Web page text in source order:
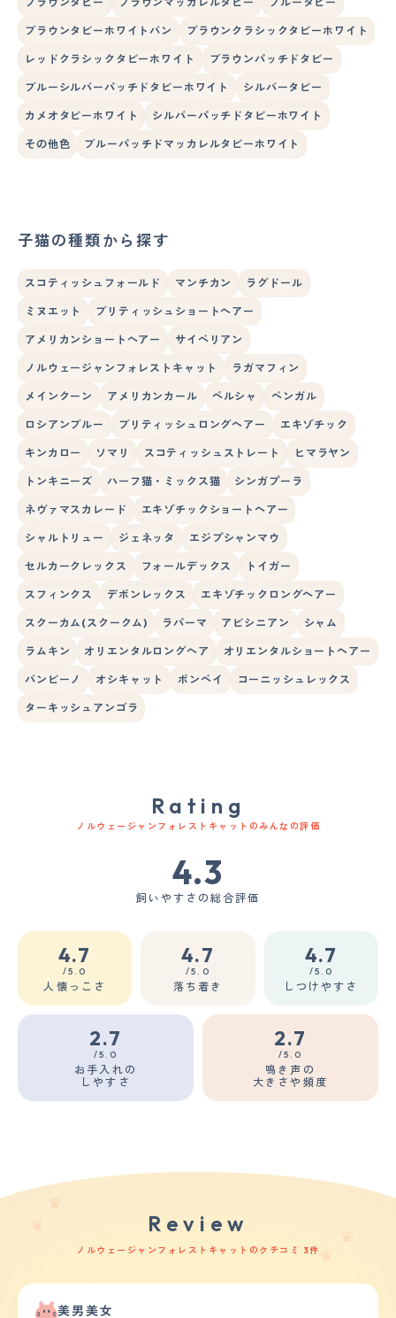
ブラウンタビーホワイトバン ブラウンクラシックタビーホワイト
レッドクラシックタビーホワイト ブラウンパッチドタビー
ブルーシルバーパッチドタビーホワイト シルバータビー
カメオタビーホワイト シルバーパッチドタビーホワイト
その他色 ブルーパッチドマッカレルタビーホワイト
子猫の種類から探す
スコティッシュフォールド マンチカン ラグドール
ミヌエット ブリティッシュショートヘアー
アメリカンショートヘアー サイベリアン
ノルウェージャンフォレストキャット ラガマフィン
メインクーン アメリカンカール ペルシャ ベンガル
ロシアンブルー ブリティッシュロングヘアー エキゾチック
キンカロー ソマリ スコティッシュストレート ヒマラヤン
トンキニーズ ハーフ猫・ミックス猫 シンガプーラ
ネヴァマスカレード エキゾチックショートヘアー
シャルトリュー ジェネッタ エジプシャンマウ
セルカークレックス フォールデックス トイガー
スフィンクス デボンレックス エキゾチックロングヘアー
スクーカム(スクークム) ラパーマ アビシニアン シャム
ラムキン オリエンタルロングヘア オリエンタルショートヘアー
バンビーノ オシキャット ボンベイ コーニッシュレックス
ターキッシュアンゴラ
Rating
ノルウェージャンフォレストキャットのみんなの評価
4.3
飼いやすさの総合評価
4.7
/5.0
人懐っこさ
4.7
/5.0
落ち着き
4.7
/5.0
しつけやすさ
2.7
/5.0
お手入れの
しやすさ
2.7
/5.0
鳴き声の
大きさや頻度
Review
ノルウェージャンフォレストキャットのクチコミ 3件
美男美女